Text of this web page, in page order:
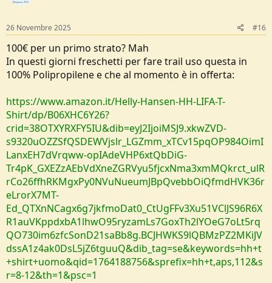
n
26 Novembre 2025 #16
100€ per un primo strato? Mah
In questi giorni freschetti per fare trail uso questa in
100% Polipropilene e che al momento è in offerta:
https://www.amazon.it/Helly-Hansen-HH-LIFA-T-
Shirt/dp/B06XHC6Y26?
crid=38OTXYRXFY5IU&dib=eyJ2IjoiMSJ9.xkwZVD-
s9320uOZZSfQSDEWVjslr_LGZmm_xTCv15pqOP984OimI
LanxEH7dVrqww-opIAdeVHP6xtQbDiG-
Tr4pK_GXEZzAEbVdXneZGRVyu5fjcxNma3xmMQkrct_ulR
rCo26ffhRKMgxPy0NVuNueumJBpQvebbOiQfmdHVK36r
eLrorX7MT-
Ed_QTXnNCagx6g7jkfmoDat0_CtUgFFv3Xu51VClJS96R6X
R1auVKppdxbA1lhwO95ryzamLs7GoxTh2lYOeG7oLt5rq
QO730im6zfcSonD21saBb8g.BCJHWKS9lQBMzPZ2MKiJV
dssA1z4ak0DsL5jZ6tguuQ&dib_tag=se&keywords=hh+t
+shirt+uomo&qid=1764188756&sprefix=hh+t,aps,112&s
r=8-12&th=1&psc=1